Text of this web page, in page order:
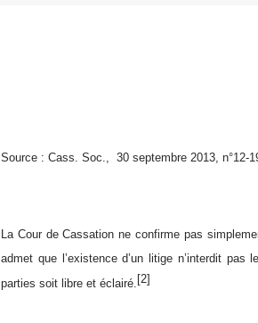
Source : Cass. Soc., 30 septembre 2013, n°12-
La Cour de Cassation ne confirme pas
admet que l’existence d’un litige n’interdit
parties soit libre et éclairé. [2]